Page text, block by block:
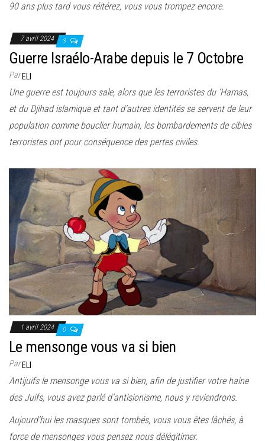
90 ans plus tard vous réitérez, vous vous trompez encore.
7 avril 2024 3
Guerre Israélo-Arabe depuis le 7 Octobre
ParELI
Une guerre est toujours sale, alors que les terroristes du ‘Hamas,
et du Djihad islamique et tant d’autres identités se servent de leur
population comme bouclier humain, les bombardements de cibles
terroristes ont pour conséquence des pertes civiles.
1 avril 2024 0
Le mensonge vous va si bien
ParELI
Antijuifs le mensonge vous va si bien, afin de justifier votre haine
des Juifs, vous avez parlé d’antisionisme, nous y reviendrons.
Aujourd’hui les masques sont tombés, vous vous êtes lâchés, à
force de mensonges vous pensez nous délégitimer.